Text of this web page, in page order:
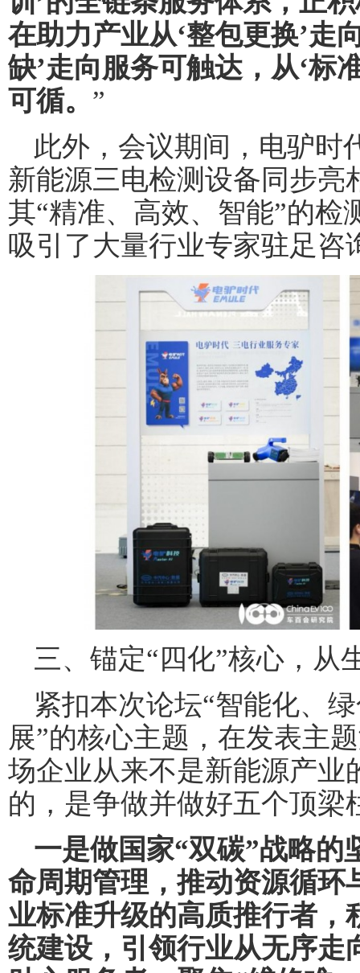
在助力产业从‘整包更换’走
缺’走向服务可触达，从‘标
可循。 ”
此外，会议期间，电驴时
新能源三电检测设备同步亮
其“精准、高效、智能”的检
吸引了大量行业专家驻足咨
三、锚定“四化”核心，从
紧扣本次论坛“智能化、
展”的核心主题，在发表主
场企业从来不是新能源产业
的，是争做并做好五个顶梁
一是做国家“双碳”战略的
命周期管理，推动资源循环
业标准升级的高质推行者，
统建设，引领行业从无序走